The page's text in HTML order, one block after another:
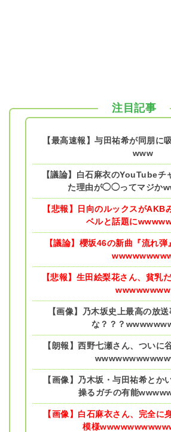
注目記事
【最高速報】与田祐希が同朋に
www
【議論】白石麻衣のYouTubeチ
た理由が◯◯ってマジか
【悲報】日向のルックスがAKB
ベルと話題に
【議論】櫻坂46の新曲『流れ
【悲報】生田絵梨花さん、貧
wwwwwwww
【画像】乃木坂史上最高の放
な？？？
【朗報】西野七瀬さん、ついに
【画像】乃木坂・与田祐希とか
操るガチの有能
【画像】白石麻衣さん、完全に
模様